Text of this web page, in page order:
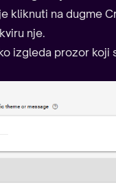
kliknuti na dugme
nje.
izgleda prozor koji